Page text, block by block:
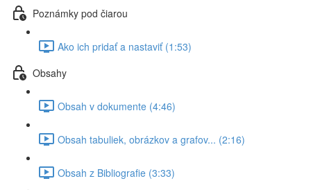
Poznámky pod čiarou
Ako ich pridať a nastaviť (1:53)
Obsahy
Obsah v dokumente (4:46)
Obsah tabuliek, obrázkov a grafov... (2:16)
Obsah z Bibliografie (3:33)